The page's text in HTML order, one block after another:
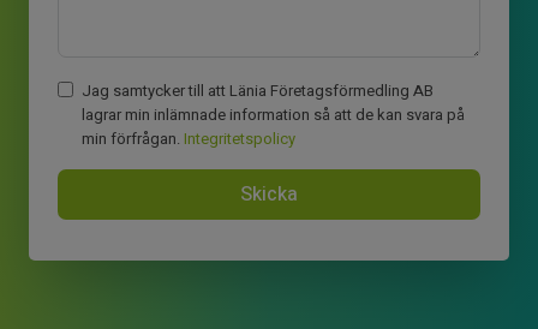
Jag samtycker till att Länia Företagsförmedling AB
lagrar min inlämnade information så att de kan svara på
min förfrågan. Integritetspolicy
Skicka